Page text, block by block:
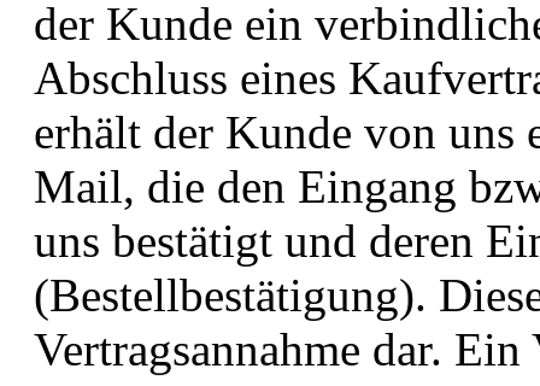
der Kunde ein
Abschluss eines
erhält der Kunde von uns
Mail, die den Eingang
uns bestätigt und deren
(Bestellbestätigung).
Vertragsannahme dar.